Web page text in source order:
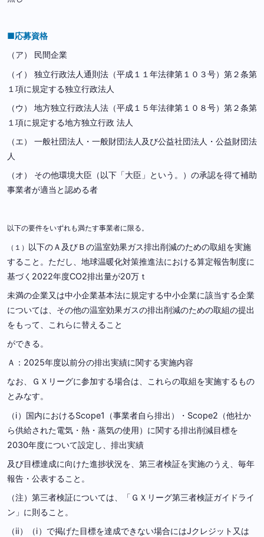
■応募資格
（ア） 民間企業
（イ） 独立行政法人通則法（平成１１年法律第１０３号）第２条第
１項に規定する独立行政法人
（ウ） 地方独立行政法人法（平成１５年法律第１０８号）第２条第
１項に規定する地方独立行政 法人
（エ） 一般社団法人・一般財団法人及び公益社団法人・公益財団法
人
（オ） その他環境大臣（以下「大臣」という。）の承認を得て補助
事業者が適当と認める者
以下の要件をいずれも満たす事業者に限る。
（１） 以下のＡ及びＢの温室効果ガス排出削減のための取組を実施
すること。ただし、地球温暖化対策推進法における算定報告制度に
基づく2022年度CO2排出量が20万ｔ
未満の企業又は中小企業基本法に規定する中小企業に該当する企業
については、その他の温室効果ガスの排出削減のための取組の提出
をもって、これらに替えること
ができる。
Ａ：2025年度以前分の排出実績に関する実施内容
なお、ＧＸリーグに参加する場合は、これらの取組を実施するもの
とみなす。
（ⅰ）国内におけるScope1（事業者自ら排出）・Scope2（他社か
ら供給された電気・熱・蒸気の使用）に関する排出削減目標を
2030年度について設定し、排出実績
及び目標達成に向けた進捗状況を、第三者検証を実施のうえ、毎年
報告・公表すること。
（注）第三者検証については、「ＧＸリーグ第三者検証ガイドライ
ン」に則ること。
（ⅱ）（ⅰ）で掲げた目標を達成できない場合にはJクレジット又は